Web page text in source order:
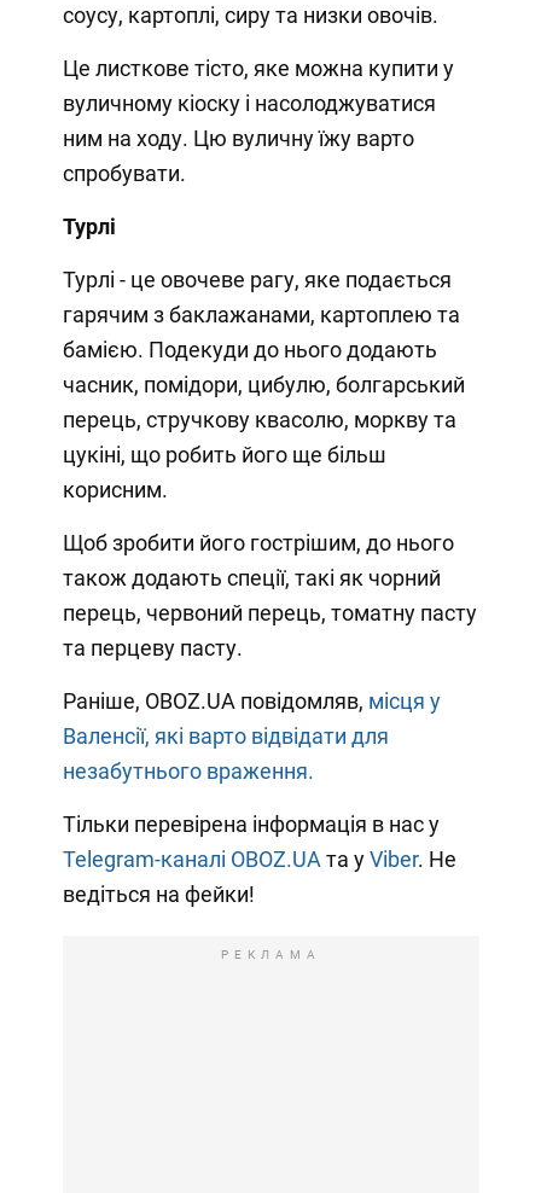
соусу, картоплі, сиру та низки овочів.
Це листкове тісто, яке можна купити у
вуличному кіоску і насолоджуватися
ним на ходу. Цю вуличну їжу варто
спробувати.
Турлі
Турлі - це овочеве рагу, яке подається
гарячим з баклажанами, картоплею та
бамією. Подекуди до нього додають
часник, помідори, цибулю, болгарський
перець, стручкову квасолю, моркву та
цукіні, що робить його ще більш
корисним.
Щоб зробити його гострішим, до нього
також додають спеції, такі як чорний
перець, червоний перець, томатну пасту
та перцеву пасту.
Раніше, OBOZ.UA повідомляв, місця у
Валенсії, які варто відвідати для
незабутнього враження.
Тільки перевірена інформація в нас у
Telegram-каналі OBOZ.UA та уViber. Не
ведіться на фейки!
РЕКЛАМА